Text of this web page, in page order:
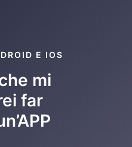
E IOS
mi
far